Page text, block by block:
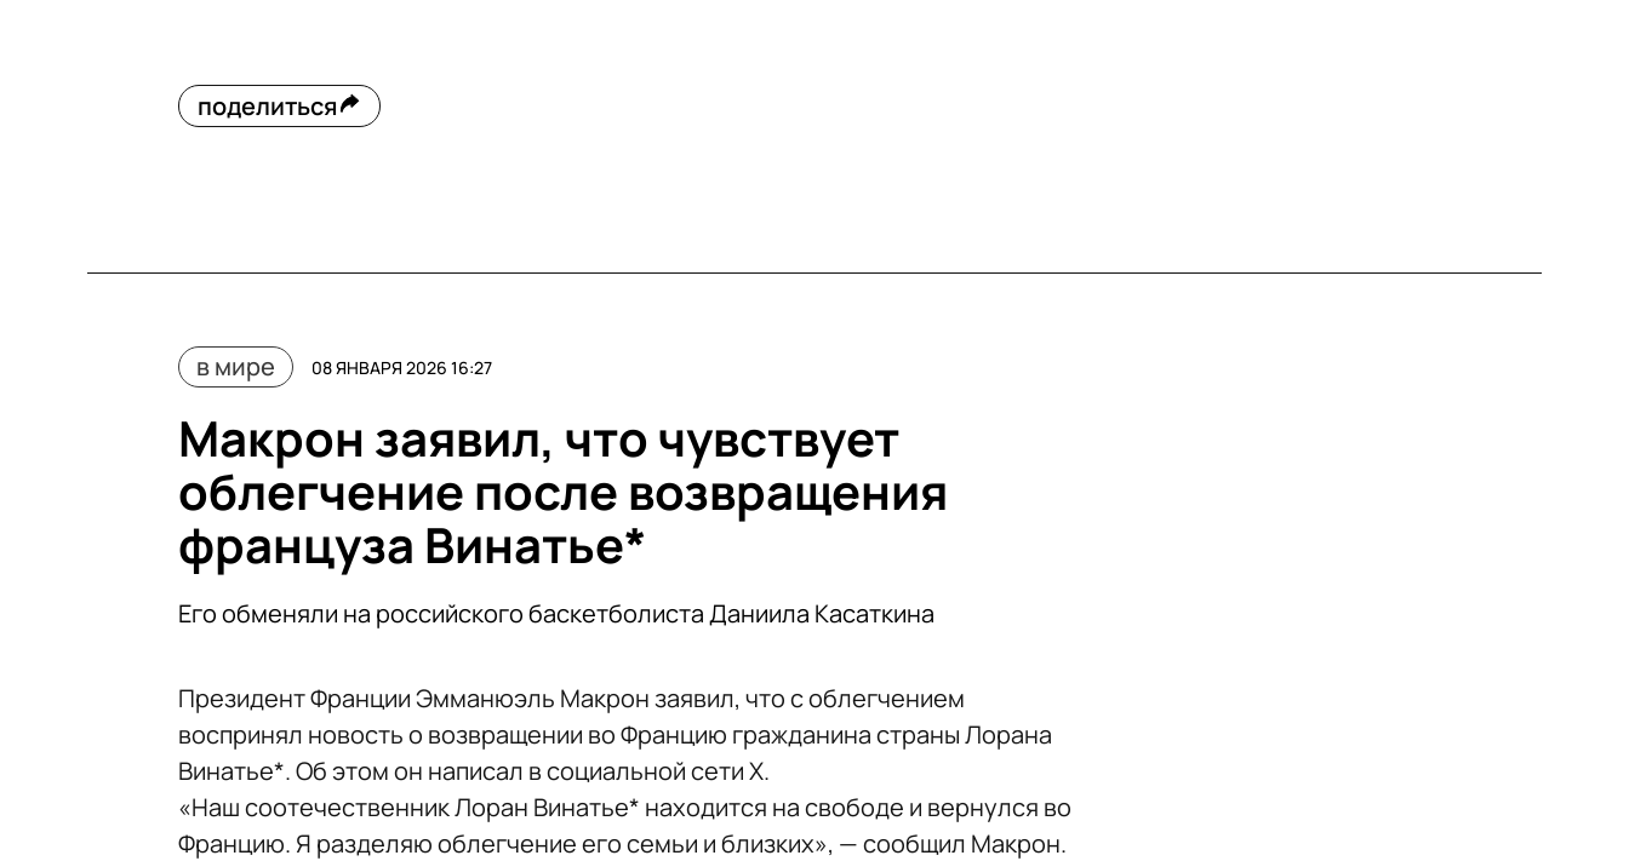
поделиться
в мире 08 ЯНВАРЯ 2026 16:27
Макрон заявил, что чувствует
облегчение после возвращения
француза Винатье*
Его обменяли на российского баскетболиста Даниила Касаткина
Президент Франции Эмманюэль Макрон заявил, что с облегчением
воспринял новость о возвращении во Францию гражданина страны Лорана
Винатье*. Об этом он написал в социальной сети X.
«Наш соотечественник Лоран Винатье* находится на свободе и вернулся во
Францию. Я разделяю облегчение его семьи и близких», — сообщил Макрон.